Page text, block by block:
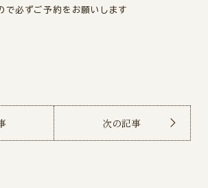
必ずご予約をお願いします
次の記事